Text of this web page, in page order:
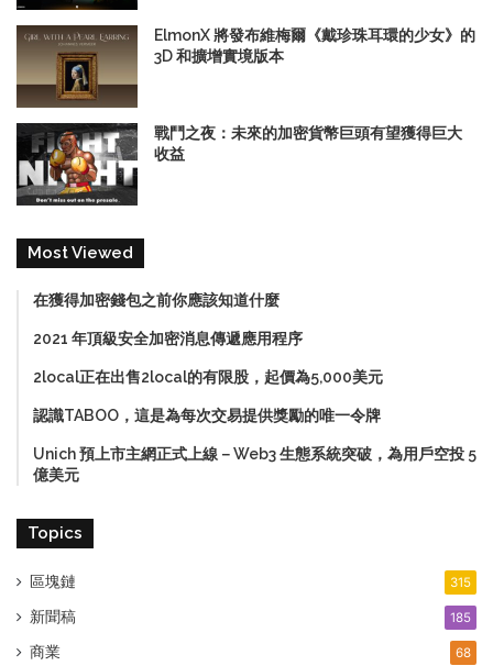
ElmonX 將發布維梅爾《戴珍珠耳環的少女》的
3D 和擴增實境版本
戰鬥之夜：未來的加密貨幣巨頭有望獲得巨大
收益
Most Viewed
在獲得加密錢包之前你應該知道什麼
2021 年頂級安全加密消息傳遞應用程序
2local正在出售2local的有限股，起價為5,000美元
認識TABOO，這是為每次交易提供獎勵的唯一令牌
Unich 預上市主網正式上線－Web3 生態系統突破，為用戶空投 5
億美元
Topics
區塊鏈 315
新聞稿 185
商業 68